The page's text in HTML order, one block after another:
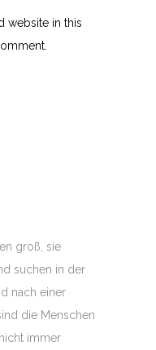
website in this
groß, sie
suchen in der
nach einer
die Menschen
immer